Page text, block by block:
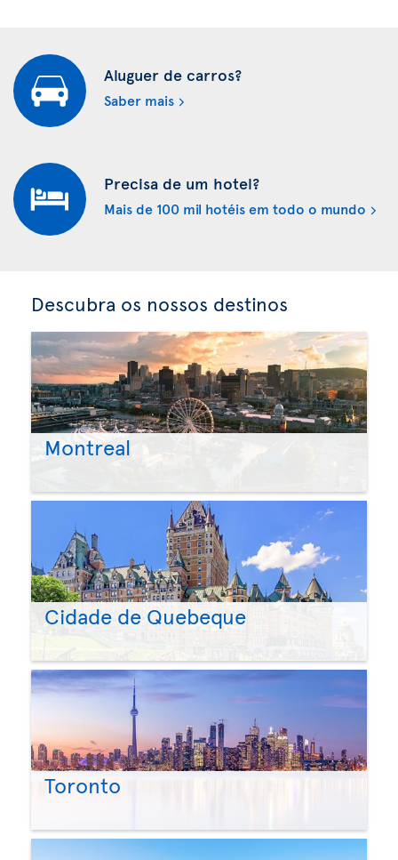
Aluguer de carros?
Saber mais
Precisa de um hotel?
Mais de 100 mil hotéis em todo o mundo
Descubra os nossos destinos
Montreal
Cidade de Quebeque
Toronto